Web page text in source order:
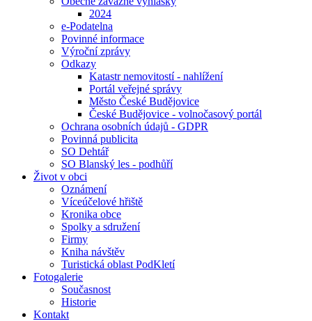
2024
e-Podatelna
Povinné informace
Výroční zprávy
Odkazy
Katastr nemovitostí - nahlížení
Portál veřejné správy
Město České Budějovice
České Budějovice - volnočasový portál
Ochrana osobních údajů - GDPR
Povinná publicita
SO Dehtář
SO Blanský les - podhůří
Život v obci
Oznámení
Víceúčelové hřiště
Kronika obce
Spolky a sdružení
Firmy
Kniha návštěv
Turistická oblast PodKletí
Fotogalerie
Současnost
Historie
Kontakt